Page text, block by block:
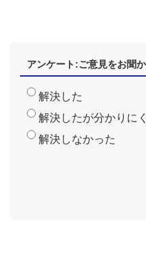
アンケート:ご意見をお聞
解決した
解決したが分かりに
解決しなかった